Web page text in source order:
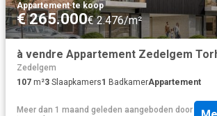
Appartement·te koop
€ 265.000€ 2.476/m²
Zedelgem
107 m²3 Slaapkamers1 BadkamerAppartement
Meer dan 1 maand geleden aangeboden door